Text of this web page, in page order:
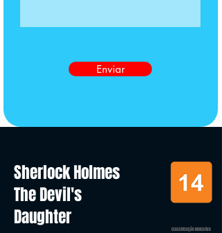
Enviar
Sherlock Holmes
The Devil's
Daughter
CLASSIFICAÇÃO INDICATIVA